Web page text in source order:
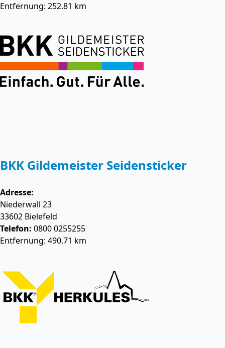
Entfernung: 252.81 km
BKK Gildemeister Seidensticker
Adresse:
Niederwall 23
33602 Bielefeld
Telefon: 0800 0255255
Entfernung: 490.71 km